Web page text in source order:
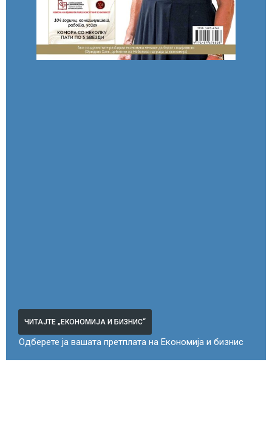
ЧИТАЈТЕ „ЕКОНОМИЈА И БИЗНИС“
Одберете ја вашата претплата на Економија и бизнис